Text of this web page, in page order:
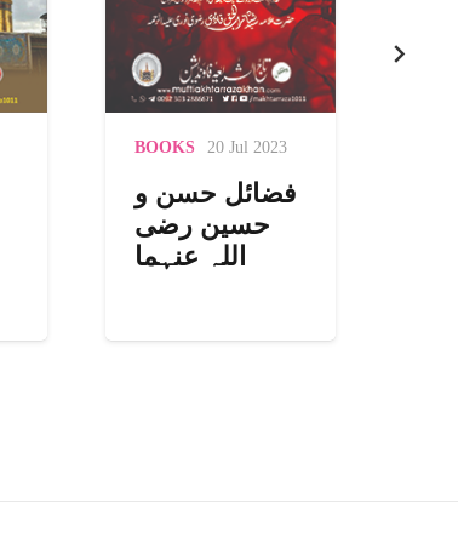
BOOKS 20 Jul 2023
شامِ کربلا